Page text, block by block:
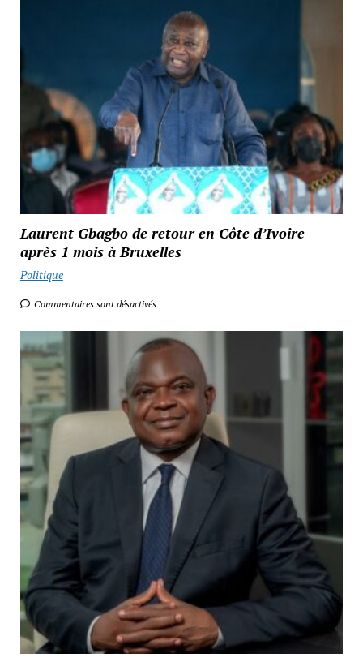
Laurent Gbagbo de retour en Côte d’Ivoire
après 1 mois à Bruxelles
Politique
Commentaires sont désactivés